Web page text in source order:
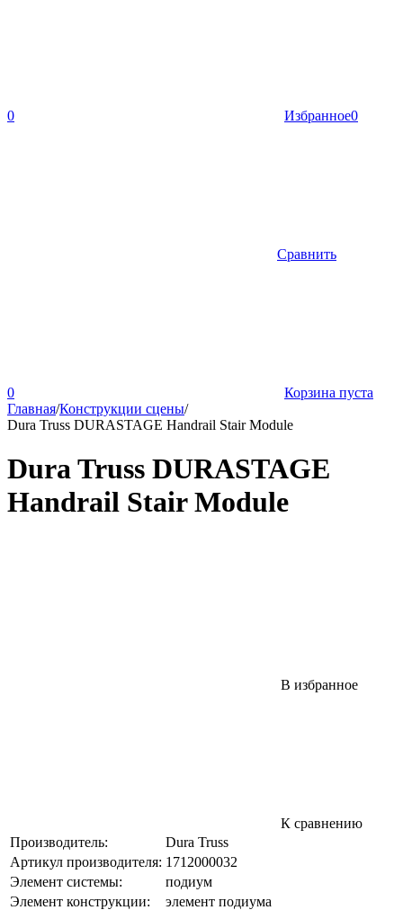
0 Избранное0
Сравнить
0
Корзина пуста
Главная/Конструкции сцены/
Dura Truss DURASTAGE Handrail Stair Module
Dura Truss DURASTAGE
Handrail Stair Module
В избранное
К сравнению
Производитель:
Dura Truss
Артикул производителя: 1712000032
Элемент системы:
подиум
Элемент конструкции:
элемент подиума